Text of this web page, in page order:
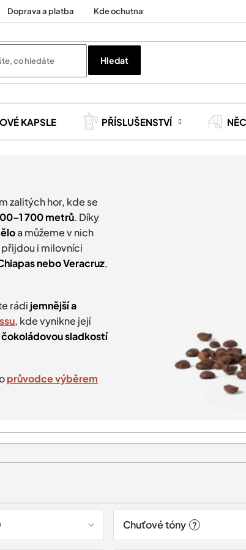
Doprava a platba Kde ochutnat
Hledat
KAPSLE PŘÍSLUŠENSTVÍ
zalitých hor, kde se
700 metrů. Díky
a můžeme v nich
přijdou i milovníci
nebo Veracruz,
rádi jemnější a
, kde vynikne její
čokoládovou sladkostí
průvodce výběrem
Chuťové tóny ?